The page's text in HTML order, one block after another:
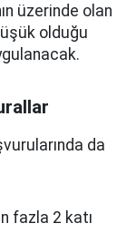
üzerinde olan
olduğu
da
fazla 2 katı